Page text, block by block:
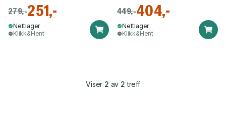
279,-251,-
Nettlager
Klikk&Hent
449,-404,-
Nettlager
Klikk&Hent
Viser 2 av 2 treff